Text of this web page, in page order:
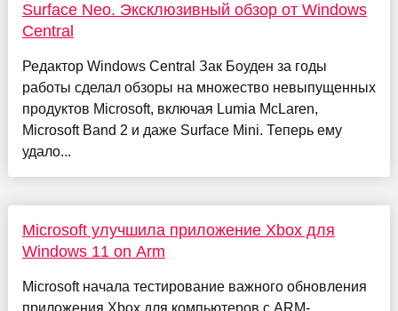
Surface Neo. Эксклюзивный обзор от Windows
Central
Редактор Windows Central Зак Боуден за годы
работы сделал обзоры на множество невыпущенных
продуктов Microsoft, включая Lumia McLaren,
Microsoft Band 2 и даже Surface Mini. Теперь ему
удало...
Microsoft улучшила приложение Xbox для
Windows 11 on Arm
Microsoft начала тестирование важного обновления